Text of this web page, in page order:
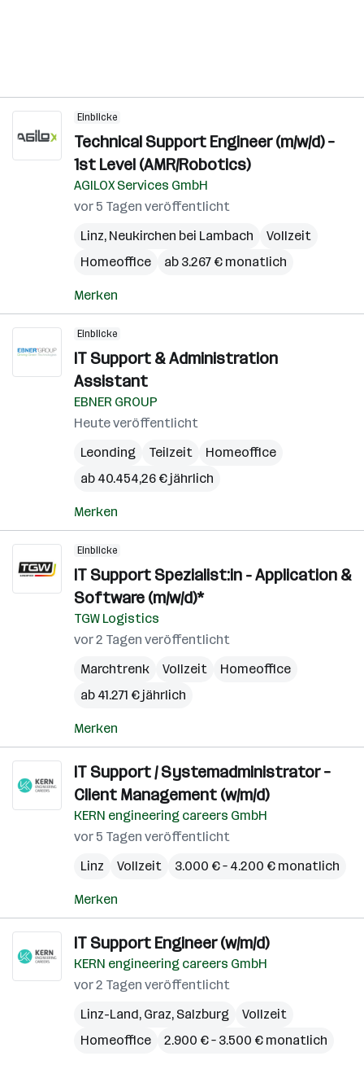
Einblicke
Technical Support Engineer (m/w/d) –
1st Level (AMR/Robotics)
AGILOX Services GmbH
vor 5 Tagen veröffentlicht
Linz, Neukirchen bei Lambach
Vollzeit
Homeoffice
ab 3.267 € monatlich
Merken
Einblicke
IT Support & Administration
Assistant
EBNER GROUP
Heute veröffentlicht
Leonding
Teilzeit
Homeoffice
ab 40.454,26 € jährlich
Merken
Einblicke
IT Support Spezialist:in - Application &
Software (m/w/d)*
TGW Logistics
vor 2 Tagen veröffentlicht
Marchtrenk
Vollzeit
Homeoffice
ab 41.271 € jährlich
Merken
IT Support / Systemadministrator –
Client Management (w/m/d)
KERN engineering careers GmbH
vor 5 Tagen veröffentlicht
Linz
Vollzeit 3.000 € – 4.200 € monatlich
Merken
IT Support Engineer (w/m/d)
KERN engineering careers GmbH
vor 2 Tagen veröffentlicht
Linz-Land, Graz, Salzburg
Vollzeit
Homeoffice
2.900 € – 3.500 € monatlich